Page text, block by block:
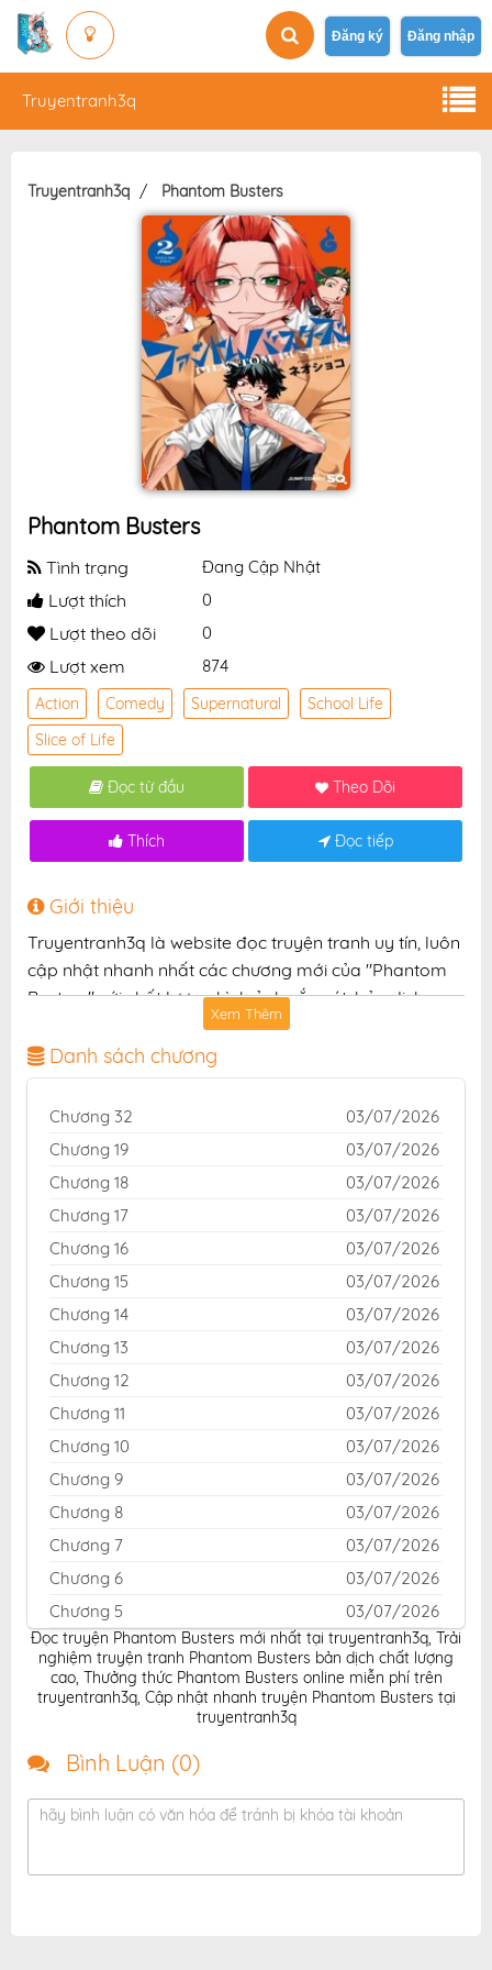
Đăng ký Đăng nhập
Truyentranh3q
Truyentranh3q Phantom Busters
Phantom Busters
Tình trạng Đang Cập Nhật
Lượt thích 0
Lượt theo dõi 0
Lượt xem 874
Action Comedy Supernatural
School Life
Slice of Life
Đọc từ đầu Theo Dõi
Thích Đọc tiếp
Giới thiệu
Truyentranh3q là website đọc truyện tranh uy tín, luôn
cập nhật nhanh nhất các chương mới của "Phantom
Busters" với chất lượng hình ảnh sắc nét, bản dịch
chuẩn và giao diện thân thiện, mang đến trải nghiệm
đọc truyện hấp dẫn, tiện lợi, hoàn toàn miễn phí cho
độc giả yêu thích truyện tranh online.
Xem Thêm
Danh sách chương
Chương 32
03/07/2026
Chương 19
03/07/2026
Chương 18
03/07/2026
Chương 17
03/07/2026
Chương 16
03/07/2026
Chương 15
03/07/2026
Chương 14
03/07/2026
Chương 13
03/07/2026
Chương 12
03/07/2026
Chương 11
03/07/2026
Chương 10
03/07/2026
Chương 9
03/07/2026
Chương 8
03/07/2026
Chương 7
03/07/2026
Chương 6
03/07/2026
Chương 5
03/07/2026
Chương 4.5
03/07/2026
Chương 4
03/07/2026
Chương 3
03/07/2026
Chương 1
Chương 0
03/07/2026
Đọc truyện Phantom Busters mới nhất tại truyentranh3q, Trải
nghiệm truyện tranh Phantom Busters bản dịch chất lượng
cao, Thưởng thức Phantom Busters online miễn phí trên
truyentranh3q, Cập nhật nhanh truyện Phantom Busters tại
truyentranh3q
Bình Luận (0)
hãy bình luận có văn hóa để tránh bị khóa tài khoản